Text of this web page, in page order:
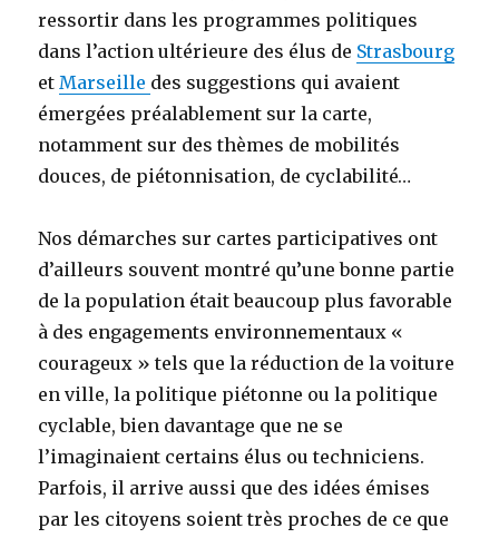
ressortir dans les programmes politiques
dans l’action ultérieure des élus de Strasbourg
etMarseille des suggestions qui avaient
émergées préalablement sur la carte,
notamment sur des thèmes de mobilités
douces, de piétonnisation, de cyclabilité…
Nos démarches sur cartes participatives ont
d’ailleurs souvent montré qu’une bonne partie
de la population était beaucoup plus favorable
à des engagements environnementaux «
courageux » tels que la réduction de la voiture
en ville, la politique piétonne ou la politique
cyclable, bien davantage que ne se
l’imaginaient certains élus ou techniciens.
Parfois, il arrive aussi que des idées émises
par les citoyens soient très proches de ce que